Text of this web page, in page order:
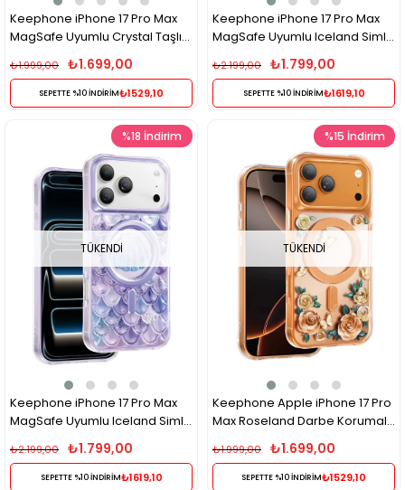
Keephone iPhone 17 Pro Max
MagSafe Uyumlu Crystal Taşlı
360° Standlı Telefon Kılıfı -
Şeffaf
₺1.699,00
₺1.999,00
SEPETTE %10 İNDİRİM₺1529,10
Keephone iPhone 17 Pro Max
MagSafe Uyumlu Iceland Simli
Şeffaf Telefon Kılıfı – Pembe
₺1.799,00
₺2.199,00
SEPETTE %10 İNDİRİM₺1619,10
TÜKENDI
Keephone iPhone 17 Pro Max
MagSafe Uyumlu Iceland Simli
Şeffaf Telefon Kılıfı – Mor
₺1.799,00
₺2.199,00
SEPETTE %10 İNDİRİM₺1619,10
%18 İndirim
TÜKENDI
Keephone Apple iPhone 17 Pro
Max Roseland Darbe Korumalı
MagSafe Kılıf – Turuncu
₺1.699,00
₺1.999,00
SEPETTE %10 İNDİRİM₺1529,10
%15 İndirim